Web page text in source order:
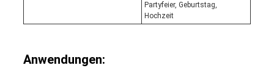
Partyfeier, Geburtstag,
Hochzeit
Anwendungen: